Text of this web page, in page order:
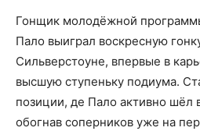
Гонщик молодёжной
Пало выиграл воскресную
Сильверстоуне, впервые в
высшую ступеньку подиума.
позиции, де Пало активно шёл
обогнав соперников уже на